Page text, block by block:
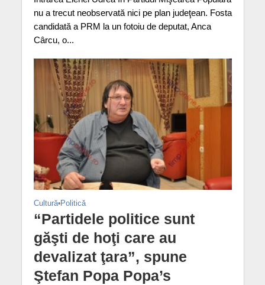
nu a trecut neobservată nici pe plan judeţean. Fosta
candidată a PRM la un fotoiu de deputat, Anca
Cârcu, o...
Cultură•Politică
“Partidele politice sunt
găşti de hoţi care au
devalizat ţara”, spune
Ştefan Popa Popa’s